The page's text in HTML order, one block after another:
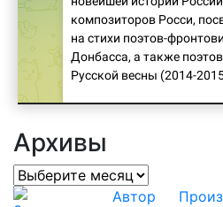
Архивы
Архивы
Автор